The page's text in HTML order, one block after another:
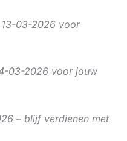
03-2026 voor
03-2026 voor jouw
– blijf verdienen met